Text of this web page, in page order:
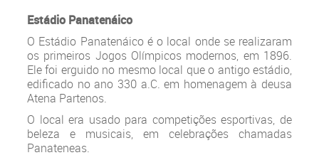
Estádio Panatenáico
O Estádio Panatenáico é o local onde se realizaram
os primeiros Jogos Olímpicos modernos, em 1896.
Ele foi erguido no mesmo local que o antigo estádio,
edificado no ano 330 a.C. em homenagem à deusa
Atena Partenos.
O local era usado para competições esportivas, de
beleza e musicais, em celebrações chamadas
Panateneas.